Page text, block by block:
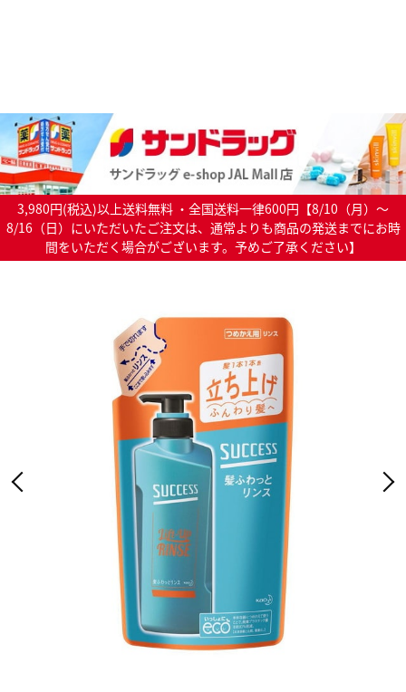
3,980円(税込)以上送料無料 ・全国送料一律600円【8/10（月）～
8/16（日）にいただいたご注文は、通常よりも商品の発送までにお時
間をいただく場合がございます。予めご了承ください】